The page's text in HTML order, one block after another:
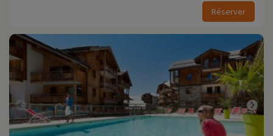
Réserver